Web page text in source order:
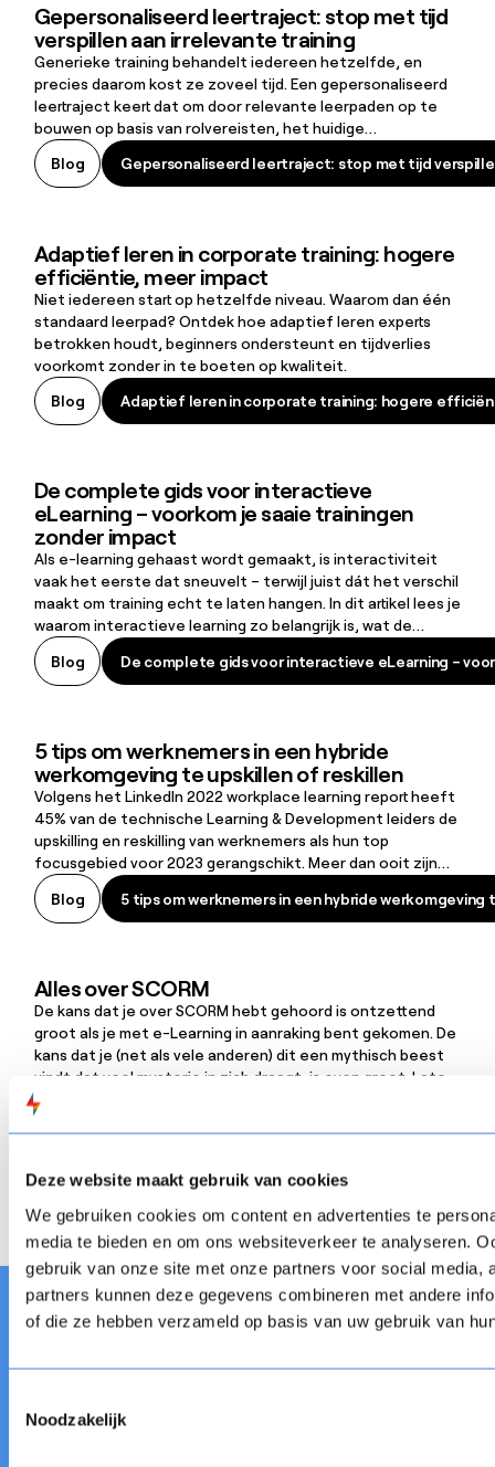
Deze website maakt gebruik van cookies
We gebruiken cookies om content en advertenties te
media te bieden en om ons websiteverkeer te analyseren.
gebruik van onze site met onze partners voor social media,
partners kunnen deze gegevens combineren met andere
of die ze hebben verzameld op basis van uw gebruik van
Noodzakelijk
Gepersonaliseerd leertraject: stop met tijd
verspillen aan irrelevante training
Generieke training behandelt iedereen hetzelfde, en
precies daarom kost ze zoveel tijd. Een gepersonaliseerd
leertraject keert dat om door relevante leerpaden op te
bouwen op basis van rolvereisten, het huidige
vaardigheidsniveau en leerbehoeften. Het resultaat:
lerenden blijven betrokken, skill gaps worden sneller
gedicht en organisaties bouwen aan een leercultuur die
Blog Gepersonaliseerd leertraject: stop met tijd
Gepersonaliseerd leertraject: stop met tijd
Gepersonaliseerd leertraject: stop met tijd verspillen aan
Adaptief leren in corporate training: hogere
efficiëntie, meer impact
Niet iedereen start op hetzelfde niveau. Waarom dan één
standaard leerpad? Ontdek hoe adaptief leren experts
betrokken houdt, beginners ondersteunt en tijdverlies
voorkomt zonder in te boeten op kwaliteit.
Blog
Adaptief leren in corporate training: hogere
Adaptief leren in corporate training: hogere
Adaptief leren in corporate training: hogere efficiëntie, meer
De complete gids voor interactieve
eLearning – voorkom je saaie trainingen
zonder impact
Als e-learning gehaast wordt gemaakt, is interactiviteit
vaak het eerste dat sneuvelt – terwijl juist dát het verschil
maakt om training echt te laten hangen. In dit artikel lees je
waarom interactieve learning zo belangrijk is, wat de
wetenschap daarover zegt, en krijg je 13 concrete tips om
je training boeiender én effectiever te maken.
Blog De complete gids voor interactieve eLearning –
De complete gids voor interactieve eLearning –
De complete gids voor interactieve eLearning – voorkom je saaie
5 tips om werknemers in een hybride
werkomgeving te upskillen of reskillen
Volgens het LinkedIn 2022 workplace learning report heeft
45% van de technische Learning & Development leiders de
upskilling en reskilling van werknemers als hun top
focusgebied voor 2023 gerangschikt. Meer dan ooit zijn
mensen op zoek naar een werkplek die zich richt op zowel
persoonlijke als professionele ontwikkeling.
Blog 5 tips om werknemers in een hybride
5 tips om werknemers in een hybride
5 tips om werknemers in een hybride werkomgeving te upskillen
Alles over SCORM
De kans dat je over SCORM hebt gehoord is ontzettend
groot als je met e-Learning in aanraking bent gekomen. De
kans dat je (net als vele anderen) dit een mythisch beest
vindt dat veel mysterie in zich draagt, is even groot. Laten
we SCORM eens van dichterbij bekijken en enkele
implicaties voor de praktijk bespreken. Ontdek hoe SCORM
Alles over SCORM
Next
met een authoring tool, Learning Management System